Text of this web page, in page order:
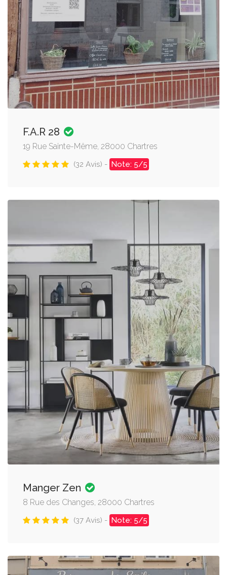
F.A.R 28
19 Rue Sainte-Même, 28000 Chartres
(32 Avis) - Note: 5/5
Manger Zen
8 Rue des Changes, 28000 Chartres
(37 Avis) - Note: 5/5